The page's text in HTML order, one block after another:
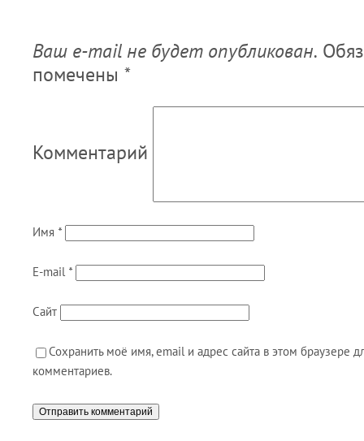
Ваш e-mail не будет опубликован.
помечены *
Комментарий
Имя *
E-mail *
Сайт
Сохранить моё имя, email и адрес сайта в этом браузере
комментариев.